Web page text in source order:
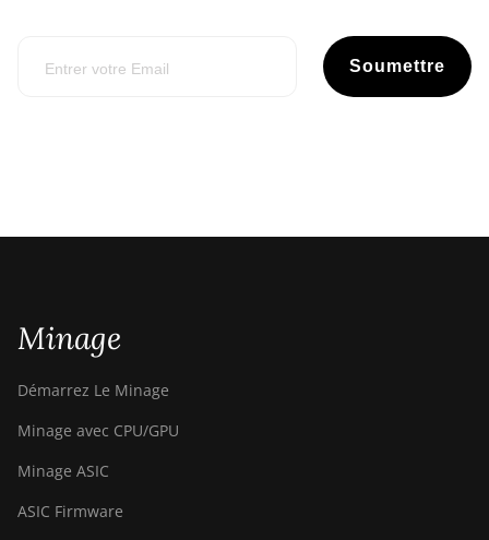
Soumettre
Minage
Démarrez Le Minage
Minage avec CPU/GPU
Minage ASIC
ASIC Firmware